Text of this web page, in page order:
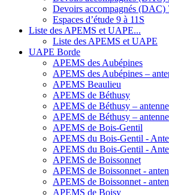
Devoirs accompagnés (DAC)
Espaces d’étude 9 à 11S
Liste des APEMS et UAPE...
Liste des APEMS et UAPE
UAPE Borde
APEMS des Aubépines
APEMS des Aubépines –
APEMS Beaulieu
APEMS de Béthusy
APEMS de Béthusy –
APEMS de Béthusy –
APEMS de Bois-Gentil
APEMS du Bois-Gentil -
APEMS du Bois-Gentil -
APEMS de Boissonnet
APEMS de Boissonnet -
APEMS de Boissonnet -
APEMS de Boisy